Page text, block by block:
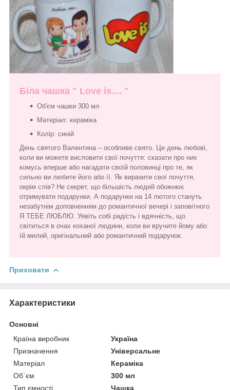
Біла чашка " Love is.... "
Об'єм чашки 300 мл
Матеріал: кераміка
Колір: синій
День святого Валентина – особливе свято. Це день любові,
коли ви можете висловити свої почуття: сказати про них
комусь вперше або нагадати своїй половинці про те, як
сильно ви любите його або її. Як виразити свої почуття,
окрім слів? Не секрет, що більшість людей обожнює
отримувати подарунки. А подарунки на 14 лютого стануть
незабутнім доповненням до романтичної вечері і заповітного
Я ТЕБЕ ЛЮБЛЮ. Уявіть собі радість і вдячність, що
світиться в очах коханої людини, коли ви вручите йому або
їй милий, оригінальний або романтичний подарунок.
Приховати
Характеристики
Основні
Країна виробник
Україна
Призначення
Універсальне
Матеріал
Кераміка
Об`єм
300 мл
Тип ємності
Чашка